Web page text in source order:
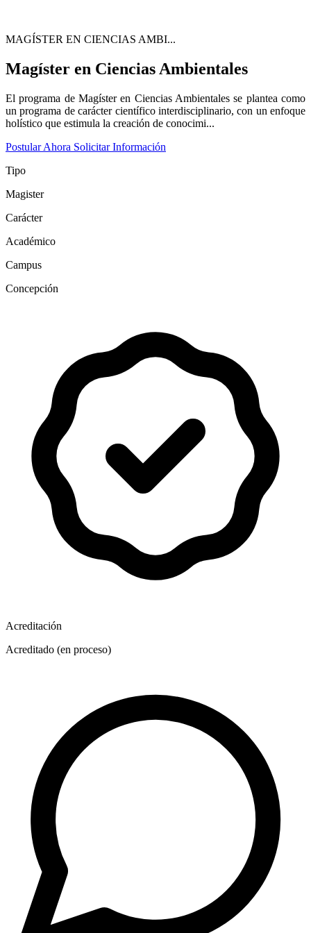
MAGÍSTER EN CIENCIAS AMBI...
Magíster en Ciencias Ambientales
El programa de Magíster en Ciencias Ambientales se plantea como
un programa de carácter científico interdisciplinario, con un enfoque
holístico que estimula la creación de conocimi...
Postular Ahora Solicitar Información
Tipo
Magister
Carácter
Académico
Campus
Concepción
Acreditación
Acreditado (en proceso)